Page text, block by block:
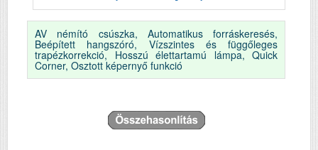
AV némító csúszka, Automatikus forráskeresés,
Beépített hangszóró, Vízszintes és függőleges
trapézkorrekció, Hosszú élettartamú lámpa, Quick
Corner, Osztott képernyő funkció